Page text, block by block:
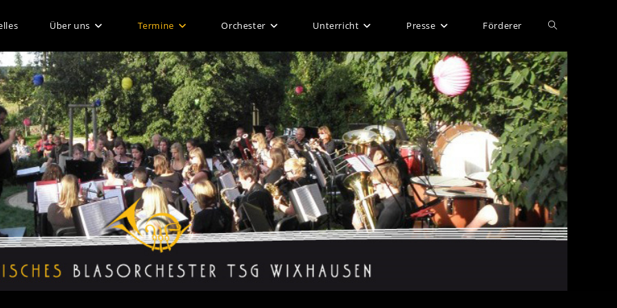
Über uns Termine Orchester Unterricht Presse Förderer Website-
Suche
umschalten